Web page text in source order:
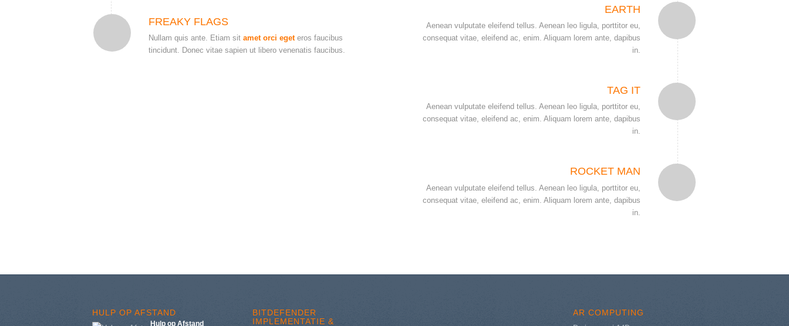
FREAKY FLAGS
Nullam quis ante. Etiam sit amet orci egeteros faucibus
tincidunt. Donec vitae sapien ut libero venenatis faucibus.
EARTH
Aenean vulputate eleifend tellus. Aenean leo ligula, porttitor eu,
consequat vitae, eleifend ac, enim. Aliquam lorem ante, dapibus
in.
TAG IT
Aenean vulputate eleifend tellus. Aenean leo ligula, porttitor eu,
consequat vitae, eleifend ac, enim. Aliquam lorem ante, dapibus
in.
ROCKET MAN
Aenean vulputate eleifend tellus. Aenean leo ligula, porttitor eu,
consequat vitae, eleifend ac, enim. Aliquam lorem ante, dapibus
in.
HULP OP AFSTAND
Hulp op Afstand
BITDEFENDER
IMPLEMENTATIE &
AR COMPUTING